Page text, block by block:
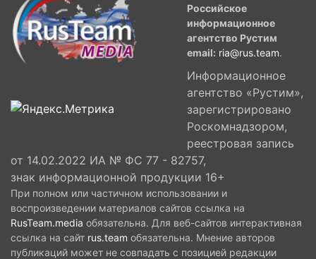
Российское
информационное
агентство Рустим
email: ria@rus.team.
Информационное
агентство «Рустим»,
зарегистрировано
Роскомнадзором,
реестровая запись
от 14.02.2022 ИА № ФС 77 - 82757,
знак информационной продукции 16+
При полном или частичном использовании и
воспроизведении материалов сайтов ссылка на
RusTeam.media обязательна. Для веб-сайтов интерактивная
ссылка на сайт rus.team обязательна. Мнение авторов
публикаций может не совпадать с позицией редакции